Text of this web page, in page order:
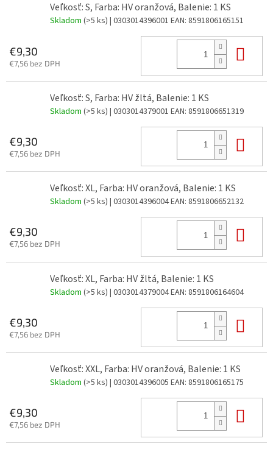
Veľkosť: S, Farba: HV oranžová, Balenie: 1 KS
Skladom (>5 ks) | 0303014396001 EAN: 8591806165151
€9,30
€7,56 bez DPH
Veľkosť: S, Farba: HV žltá, Balenie: 1 KS
Skladom (>5 ks) | 0303014379001 EAN: 8591806651319
€9,30
€7,56 bez DPH
Veľkosť: XL, Farba: HV oranžová, Balenie: 1 KS
Skladom (>5 ks) | 0303014396004EAN: 8591806652132
€9,30
€7,56 bez DPH
Veľkosť: XL, Farba: HV žltá, Balenie: 1 KS
Skladom (>5 ks) | 0303014379004EAN: 8591806164604
€9,30
€7,56 bez DPH
Veľkosť: XXL, Farba: HV oranžová, Balenie: 1 KS
Skladom (>5 ks) | 0303014396005 EAN: 8591806165175
€9,30
€7,56 bez DPH